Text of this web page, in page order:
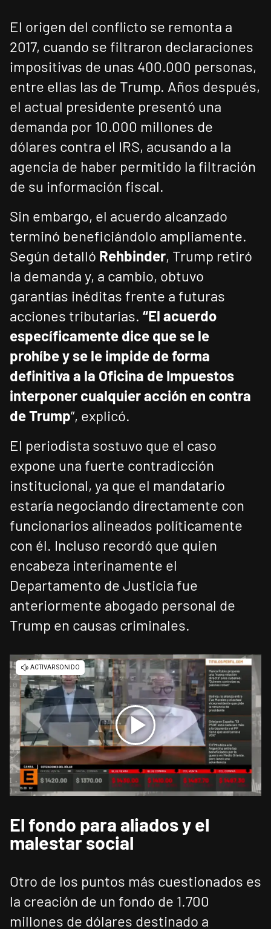
El origen del conflicto se remonta a
2017, cuando se filtraron declaraciones
impositivas de unas 400.000 personas,
entre ellas las de Trump. Años después,
el actual presidente presentó una
demanda por 10.000 millones de
dólares contra el IRS, acusando a la
agencia de haber permitido la filtración
de su información fiscal.
Sin embargo, el acuerdo alcanzado
terminó beneficiándolo ampliamente.
Según detalló Rehbinder, Trump retiró
la demanda y, a cambio, obtuvo
garantías inéditas frente a futuras
acciones tributarias. “El acuerdo
específicamente dice que se le
prohíbe y se le impide de forma
definitiva a la Oficina de Impuestos
interponer cualquier acción en contra
de Trump”, explicó.
El periodista sostuvo que el caso
expone una fuerte contradicción
institucional, ya que el mandatario
estaría negociando directamente con
funcionarios alineados políticamente
con él. Incluso recordó que quien
encabeza interinamente el
Departamento de Justicia fue
anteriormente abogado personal de
Trump en causas criminales.
El fondo para aliados y el
malestar social
Otro de los puntos más cuestionados es
la creación de un fondo de 1.700
millones de dólares destinado a